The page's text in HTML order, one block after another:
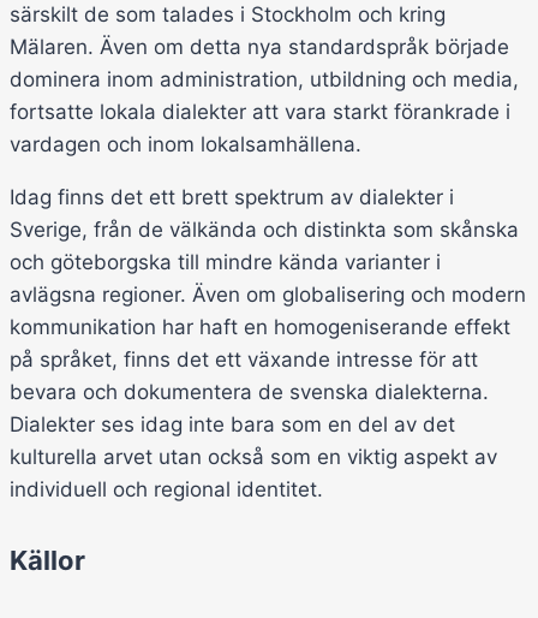
särskilt de som talades i Stockholm och kring
Mälaren. Även om detta nya standardspråk började
dominera inom administration, utbildning och media,
fortsatte lokala dialekter att vara starkt förankrade i
vardagen och inom lokalsamhällena.
Idag finns det ett brett spektrum av dialekter i
Sverige, från de välkända och distinkta som skånska
och göteborgska till mindre kända varianter i
avlägsna regioner. Även om globalisering och modern
kommunikation har haft en homogeniserande effekt
på språket, finns det ett växande intresse för att
bevara och dokumentera de svenska dialekterna.
Dialekter ses idag inte bara som en del av det
kulturella arvet utan också som en viktig aspekt av
individuell och regional identitet.
Källor